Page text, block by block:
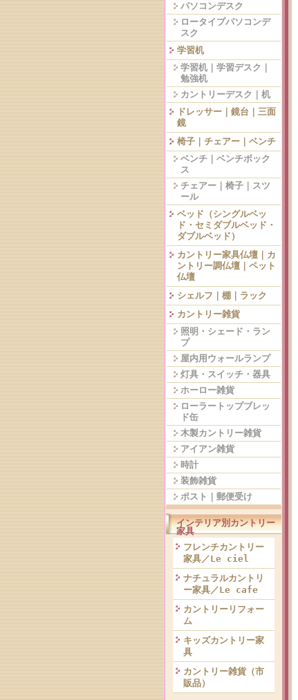
パソコンデスク
ロータイプパソコンデ
スク
学習机
学習机｜学習デスク｜
勉強机
カントリーデスク｜机
ドレッサー｜鏡台｜三面
鏡
椅子｜チェアー｜ベンチ
ベンチ｜ベンチボック
ス
チェアー｜椅子｜スツ
ール
ベッド（シングルベッ
ド・セミダブルベッド・
ダブルベッド）
カントリー家具仏壇｜カ
ントリー調仏壇｜ペット
仏壇
シェルフ｜棚｜ラック
カントリー雑貨
照明・シェード・ラン
プ
屋内用ウォールランプ
灯具・スイッチ・器具
ホーロー雑貨
ローラートップブレッ
ド缶
木製カントリー雑貨
アイアン雑貨
時計
装飾雑貨
ポスト｜郵便受け
インテリア別カントリー
家具
フレンチカントリー
家具／Le ciel
ナチュラルカントリ
ー家具／Le cafe
カントリーリフォー
ム
キッズカントリー家
具
カントリー雑貨（市
販品）